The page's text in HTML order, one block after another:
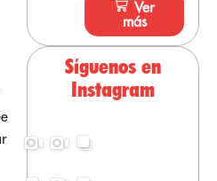
Ver
más
Síguenos en
Instagram